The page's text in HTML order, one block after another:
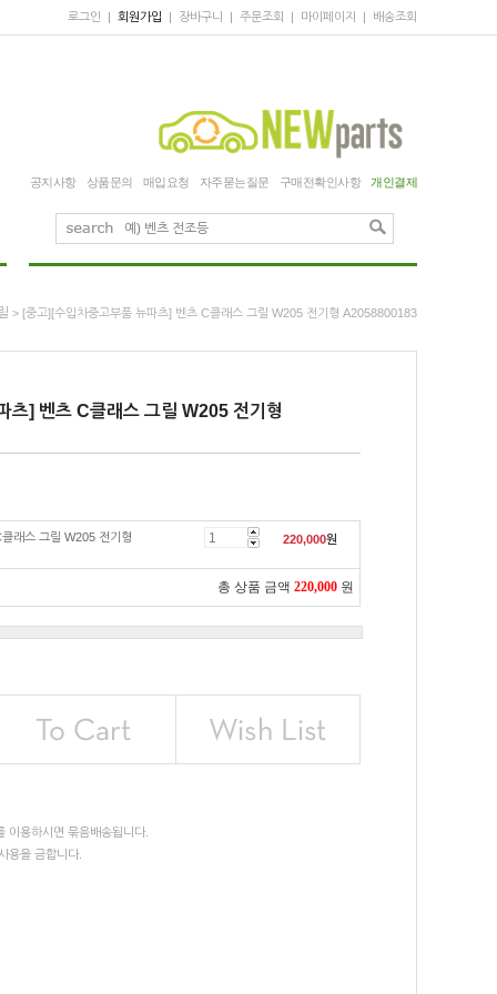
로그인 | 회원가입 | 장바구니 | 주문조회 | 마이페이지 | 배송조회
공지사항
상품문의 매입요청 자주묻는질문 구매전확인사항 개인결제
> [중고][수입차중고부품 뉴파츠] 벤츠 C클래스 그릴 W205 전기형 A2058800183
츠] 벤츠 C클래스 그릴 W205 전기형
래스 그릴 W205 전기형
220,000원
총 상품 금액 220,000 원
이용하시면 묶음배송됩니다.
용을 금합니다.